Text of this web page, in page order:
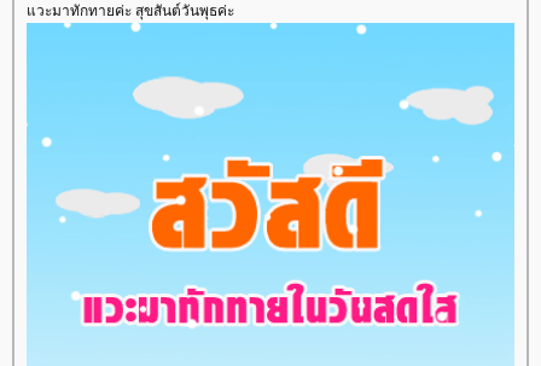
วะมาทักทายค่ะ สุขสันต์วันพุธค่ะ